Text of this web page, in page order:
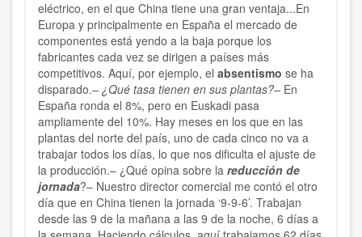
eléctrico, en el que China tiene una gran ventaja...En
Europa y principalmente en España el mercado de
componentes está yendo a la baja porque los
fabricantes cada vez se dirigen a países más
competitivos. Aquí, por ejemplo, el absentismo se ha
disparado.– ¿Qué tasa tienen en sus plantas?– En
España ronda el 8%, pero en Euskadi pasa
ampliamente del 10%. Hay meses en los que en las
plantas del norte del país, uno de cada cinco no va a
trabajar todos los días, lo que nos dificulta el ajuste de
la producción.– ¿Qué opina sobre la reducción de
jornada?– Nuestro director comercial me contó el otro
día que en China tienen la jornada ‘9-9-6’. Trabajan
desde las 9 de la mañana a las 9 de la noche, 6 días a